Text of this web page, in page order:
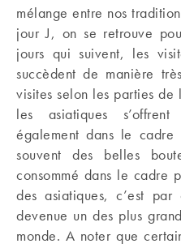
mélange entre nos
jour J, on se retrouve
jours qui suivent, les
succèdent de manière
visites selon les parties
les asiatiques
également dans le
souvent des belles
consommé dans le cadre
des asiatiques, c’est
devenue un des plus
monde. A noter que